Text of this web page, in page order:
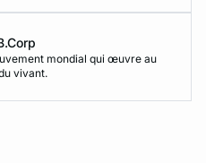
mondial qui œuvre au
vivant.